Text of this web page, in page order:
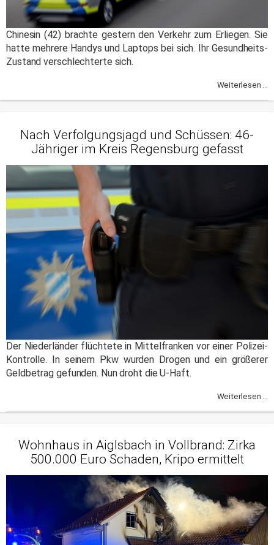
Chinesin (42) brachte gestern den Verkehr zum Erliegen. Sie
hatte mehrere Handys und Laptops bei sich. Ihr Gesundheits-
Zustand verschlechterte sich.
Weiterlesen ...
Nach Verfolgungsjagd und Schüssen: 46-
Jähriger im Kreis Regensburg gefasst
Der Niederländer flüchtete in Mittelfranken vor einer Polizei-
Kontrolle. In seinem Pkw wurden Drogen und ein größerer
Geldbetrag gefunden. Nun droht die U-Haft.
Weiterlesen ...
Wohnhaus in Aiglsbach in Vollbrand: Zirka
500.000 Euro Schaden, Kripo ermittelt